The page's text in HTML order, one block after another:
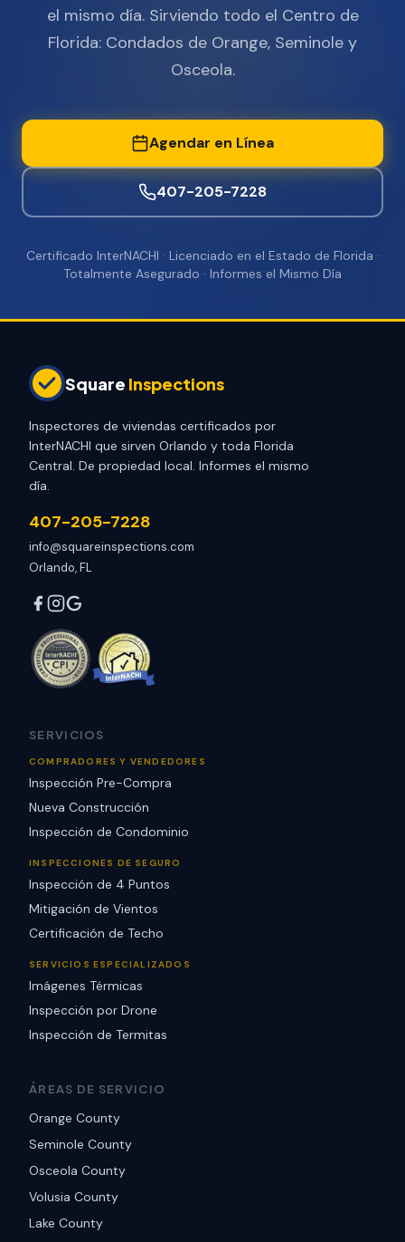
el mismo día. Sirviendo todo el Centro de
Florida: Condados de Orange, Seminole y
Osceola.
Agendar en Línea
407-205-7228
Certificado InterNACHI · Licenciado en el Estado de Florida ·
Totalmente Asegurado · Informes el Mismo Día
Square Inspections
Inspectores de viviendas certificados por
InterNACHI que sirven Orlando y toda Florida
Central. De propiedad local. Informes el mismo
día.
407-205-7228
info@squareinspections.com
Orlando, FL
SERVICIOS
COMPRADORES Y VENDEDORES
Inspección Pre-Compra
Nueva Construcción
Inspección de Condominio
INSPECCIONES DE SEGURO
Inspección de 4 Puntos
Mitigación de Vientos
Certificación de Techo
SERVICIOS ESPECIALIZADOS
Imágenes Térmicas
Inspección por Drone
Inspección de Termitas
ÁREAS DE SERVICIO
Orange County
Seminole County
Osceola County
Volusia County
Lake County